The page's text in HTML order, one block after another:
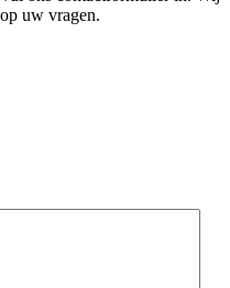
uw vragen.